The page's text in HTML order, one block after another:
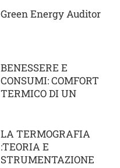
Green Energy Auditor
BENESSERE E
CONSUMI: COMFORT
TERMICO DI UN
LA TERMOGRAFIA
:TEORIA E
STRUMENTAZIONE
CORRETTAMENTE UN
CAPPOTTO TERMICO
21 Novembre 2020